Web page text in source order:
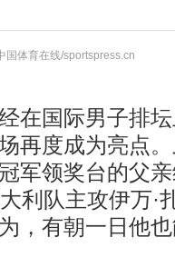
国体育在线/sportspress.cn
国际男子排坛
再度成为亮点
军领奖台的父
利队主攻伊万·
，有朝一日他